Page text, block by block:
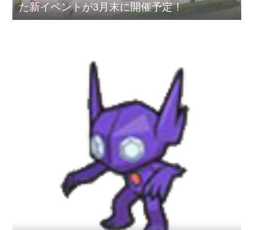
た新イベントが3月末に開催予定！